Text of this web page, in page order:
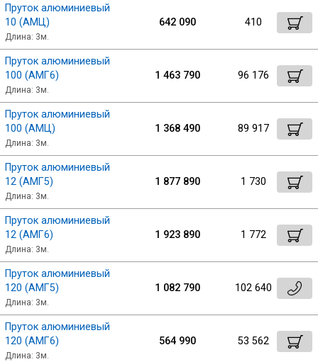
Пруток алюминиевый
10 (АМЦ)
Длина: 3м.
642 090 410
Пруток алюминиевый
100 (АМГ6)
Длина: 3м.
1 463 790 96 176
Пруток алюминиевый
100 (АМЦ)
Длина: 3м.
1 368 490 89 917
Пруток алюминиевый
12 (АМГ5)
Длина: 3м.
1 877 890 1 730
Пруток алюминиевый
12 (АМГ6)
Длина: 3м.
1 923 890 1 772
Пруток алюминиевый
120 (АМГ5)
Длина: 3м.
1 082 790 102 640
Пруток алюминиевый
120 (АМГ6)
Длина: 3м.
564 990 53 562